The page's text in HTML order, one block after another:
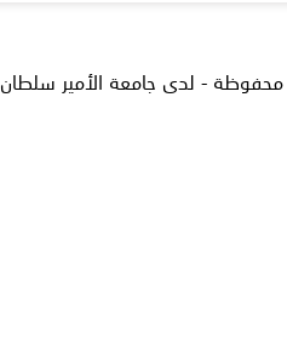
- لدى جامعة الأمير سلطان